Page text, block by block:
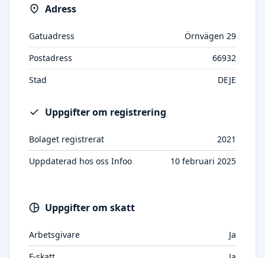
Adress
Gatuadress
Örnvägen 29
Postadress
66932
Stad
DEJE
Uppgifter om registrering
Bolaget registrerat
2021
Uppdaterad hos oss Infoo
10 februari 2025
Uppgifter om skatt
Arbetsgivare
Ja